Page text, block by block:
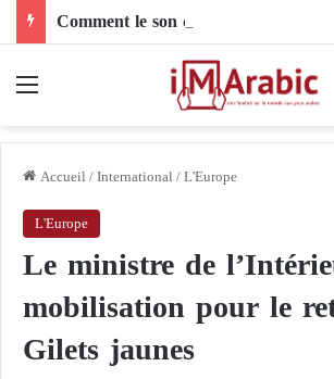
Accueil/International/L'Europe
L'Europe
Le ministre de
mobilisation pour le
Gilets jaunes